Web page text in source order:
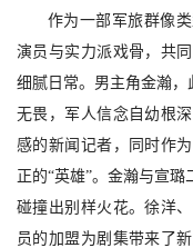
作为一部军旅群像
演员与实力派戏骨，共
细腻日常。男主角金瀚，
无畏，军人信念自幼根
感的新闻记者，同时作
正的“英雄”。金瀚与宣
碰撞出别样火花。徐洋
员的加盟为剧集带来了